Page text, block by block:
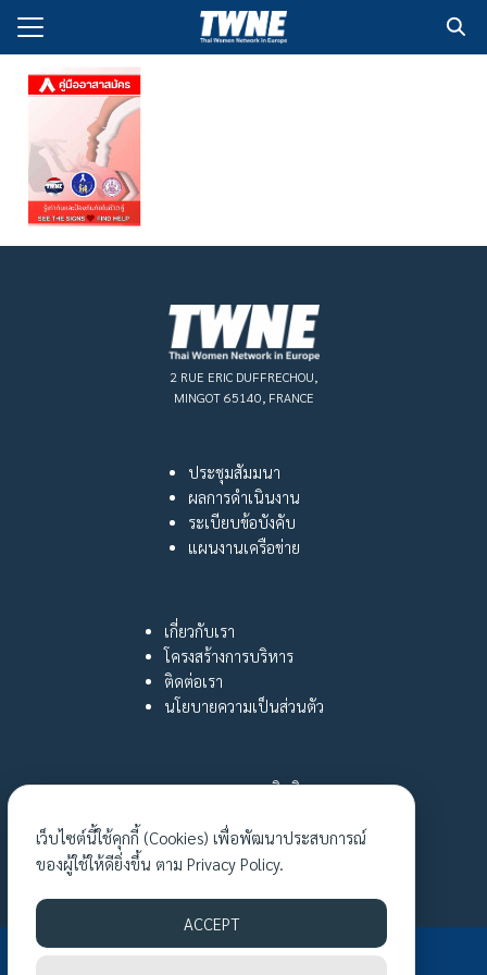
Skip
เรา
มพ์
for:
2 RUE ERIC DUFFRECHOU,
MINGOT 65140, FRANCE
ประชุมสัมมนา
ผลการดำเนินงาน
ระเบียบข้อบังคับ
แผนงานเครือข่าย
เกี่ยวกับเรา
โครงสร้างการบริหาร
ติดต่อเรา
นโยบายความเป็นส่วนตัว
กฎหมายและสิทธิ
เรื่องเล่าเงาชีวิต
กิจกรรมล่าสุด
เว็บไซต์นี้ใช้คุกกี้ (Cookies) เพื่อพัฒนาประสบการณ์
ของผู้ใช้ให้ดียิ่งขึ้น ตาม Privacy Policy.
ACCEPT